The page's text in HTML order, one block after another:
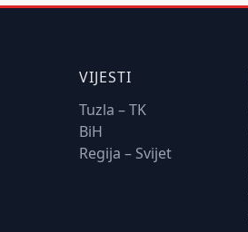
VIJESTI
Tuzla – TK
BiH
Regija – Svijet